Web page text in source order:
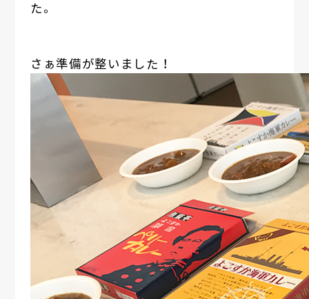
た。
さぁ準備が整いました！